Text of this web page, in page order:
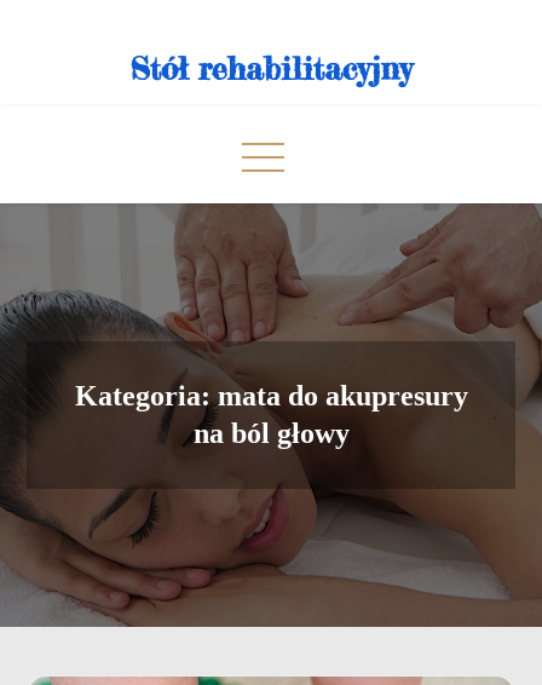
Stół rehabilitacyjny
Kategoria:mata do akupresury
na ból głowy